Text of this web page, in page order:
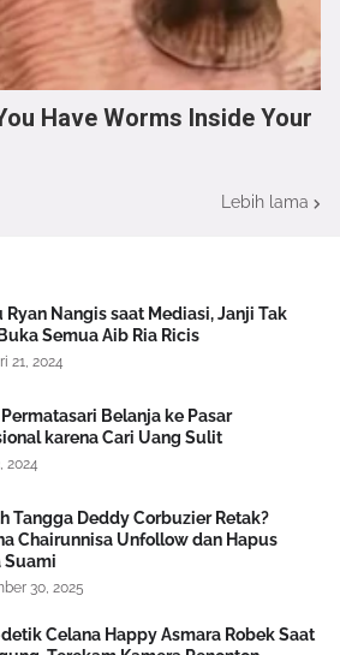
Have Worms Inside Your
Lebih lama
Ryan Nangis saat Mediasi, Janji Tak
Semua Aib Ria Ricis
21, 2024
Belanja ke Pasar
karena Cari Uang Sulit
2024
Tangga Deddy Corbuzier Retak?
Chairunnisa Unfollow dan Hapus
Suami
30, 2025
Celana Happy Asmara Robek Saat